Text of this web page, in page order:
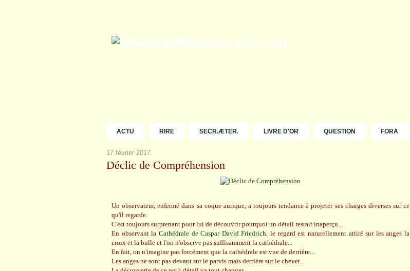
ACTU RIRE SECR.ÆTER. LIVRE D'OR QUESTION FORA
17 février 2017
Déclic de Compréhension
Un observateur, enfermé dans sa coque aurique, a toujours tendance à projeter ses charges diverses sur ce
qu'il regarde.
C'est toujours surprenant pour lui de découvrir pourquoi un détail restait inaperçu...
En observant la Cathédrale de Caspar David Friedrich, le regard est naturellement attiré sur les anges la
croix et la bulle et l'on n'observe pas suffisamment la cathédrale...
En fait, on n'imagine pas forcément que la cathédrale est vue de derrière...
Les anges ne sont pas devant sur le parvis mais derrière sur le chevet...